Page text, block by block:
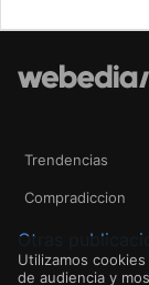
Trendencias
Compradiccion
Otras
Utilizamos
de audiencia y